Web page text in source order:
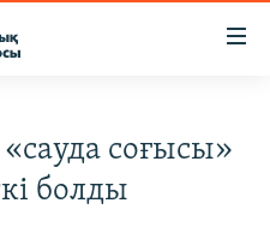
соғысы»
болды